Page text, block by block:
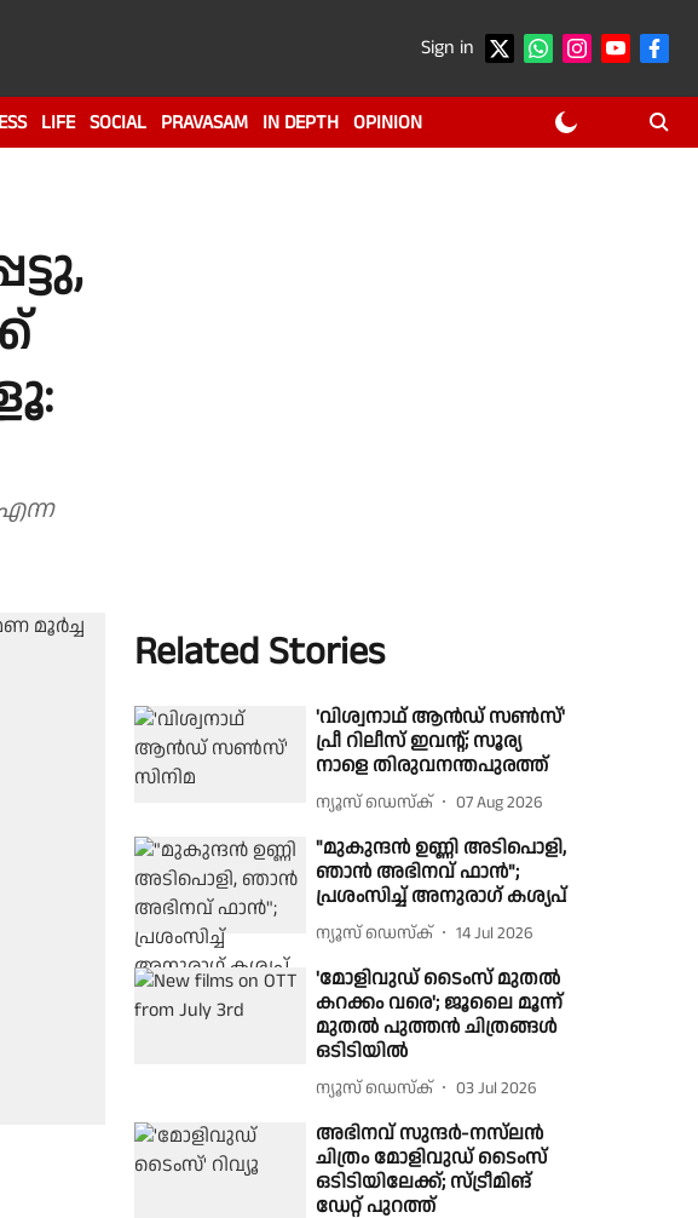
Sign in
LIFE SOCIAL PRAVASAM IN DEPTH OPINION
Related Stories
'വിശ്വനാഥ് ആൻഡ് സൺസ്'
പ്രീ റിലീസ് ഇവന്റ്; സൂര്യ
നാളെ തിരുവനന്തപുരത്ത്
ന്യൂസ് ഡെസ്ക് 07 Aug 2026
"മുകുന്ദൻ ഉണ്ണി അടിപൊളി,
ഞാൻ അഭിനവ് ഫാൻ";
പ്രശംസിച്ച് അനുരാഗ് കശ്യപ്
ന്യൂസ് ഡെസ്ക് 14 Jul 2026
'മോളിവുഡ് ടൈംസ് മുതൽ
കറക്കം വരെ'; ജൂലൈ മൂന്ന്
മുതൽ പുത്തൻ ചിത്രങ്ങൾ
ഒടിടിയിൽ
ന്യൂസ് ഡെസ്ക് 03 Jul 2026
അഭിനവ് സുന്ദർ-നസ്‌ലൻ
ചിത്രം മോളിവുഡ് ടൈംസ്
ഒടിടിയിലേക്ക്; സ്ട്രീമിങ്
ഡേറ്റ് പുറത്ത്